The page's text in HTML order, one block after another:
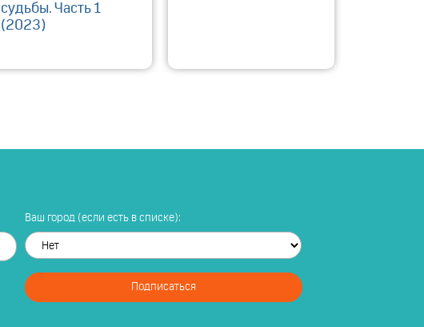
судьбы. Часть 1
(2023)
Ваш город (если есть в списке):
Подписаться